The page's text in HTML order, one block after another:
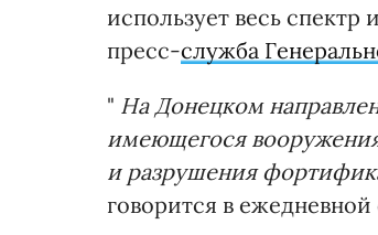
использует весь
пресс-служба
" На Донецком
имеющегося
и разрушения
говорится в